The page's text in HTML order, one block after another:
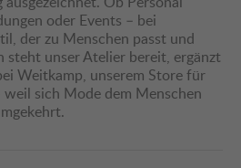
oder Events – bei
der zu Menschen passt und
steht unser Atelier bereit, ergänzt
Weitkamp, unserem Store für
sich Mode dem Menschen